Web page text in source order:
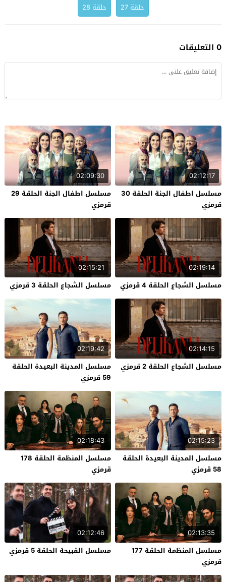
حلقة 27
حلقة 28
0 التعليقات
02:12:17
مسلسل اطفال الجنة الحلقة 30
قرمزي
02:09:30
مسلسل اطفال الجنة الحلقة 29
قرمزي
02:19:14
مسلسل الشجاع الحلقة 4 قرمزي
02:15:21
مسلسل الشجاع الحلقة 3 قرمزي
02:14:15
مسلسل الشجاع الحلقة 2 قرمزي
02:19:42
مسلسل المدينة البعيدة الحلقة
59 قرمزي
02:15:23
مسلسل المدينة البعيدة الحلقة
58 قرمزي
02:18:43
مسلسل المنظمة الحلقة 178
قرمزي
02:13:35
مسلسل المنظمة الحلقة 177
قرمزي
02:12:46
مسلسل القبيحة الحلقة 5 قرمزي